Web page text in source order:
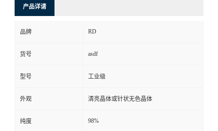
产品详请
品牌 RD
货号 asdf
型号 工业级
外观 清亮晶体或针状无色晶体
纯度 98%